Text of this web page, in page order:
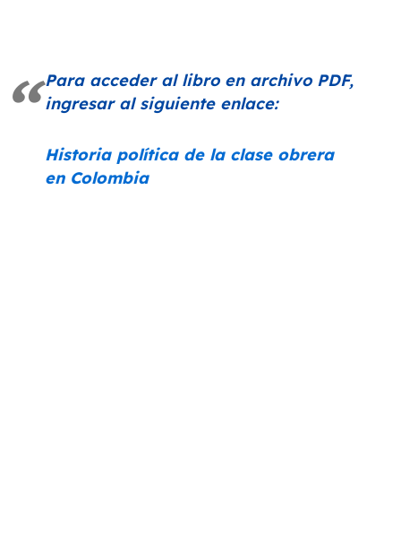
Para acceder al libro en archivo PDF,
ingresar al siguiente enlace:
Historia política de la clase obrera
en Colombia